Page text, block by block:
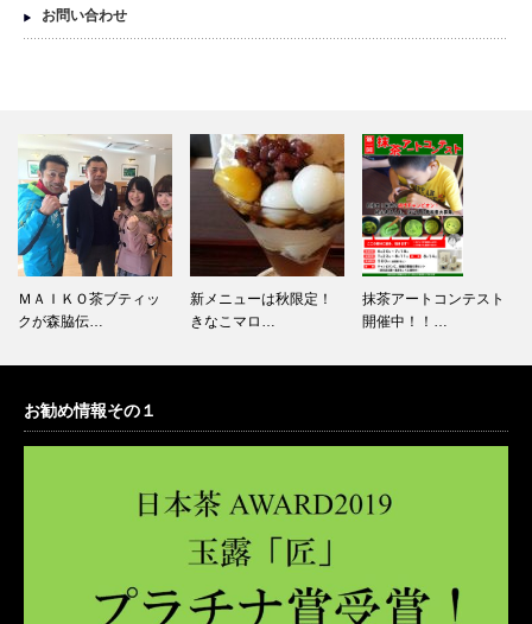
お問い合わせ
新メニューは秋限定！
きなこマロ…
抹茶アートコンテスト
開催中！！…
京田辺市の特産品「玉
露」が買え…
お勧め情報その１